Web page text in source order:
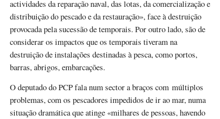
actividades da reparação naval, das lotas, da comercialização e
distribuição do pescado e da restauração», face à destruição
provocada pela sucessão de temporais. Por outro lado, são de
considerar os impactos que os temporais tiveram na
destruição de instalações destinadas à pesca, como portos,
barras, abrigos, embarcações.
O deputado do PCP fala num sector a braços com múltiplos
problemas, com os pescadores impedidos de ir ao mar, numa
situação dramática que atinge «milhares de pessoas, havendo